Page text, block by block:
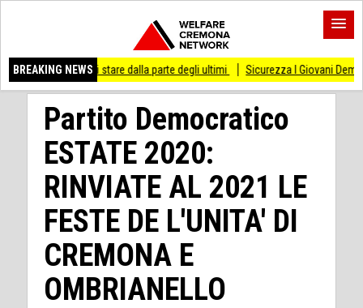
BREAKING NEWS
di stare dalla parte degli ultimi Sicurezza I Giovani Democratici
Partito Democratico
ESTATE 2020:
RINVIATE AL 2021 LE
FESTE DE L'UNITA' DI
CREMONA E
OMBRIANELLO